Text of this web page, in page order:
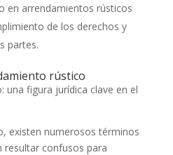
en arrendamientos rústicos
de los derechos y
partes.
rústico
una figura jurídica clave en el
existen numerosos términos
resultar confusos para